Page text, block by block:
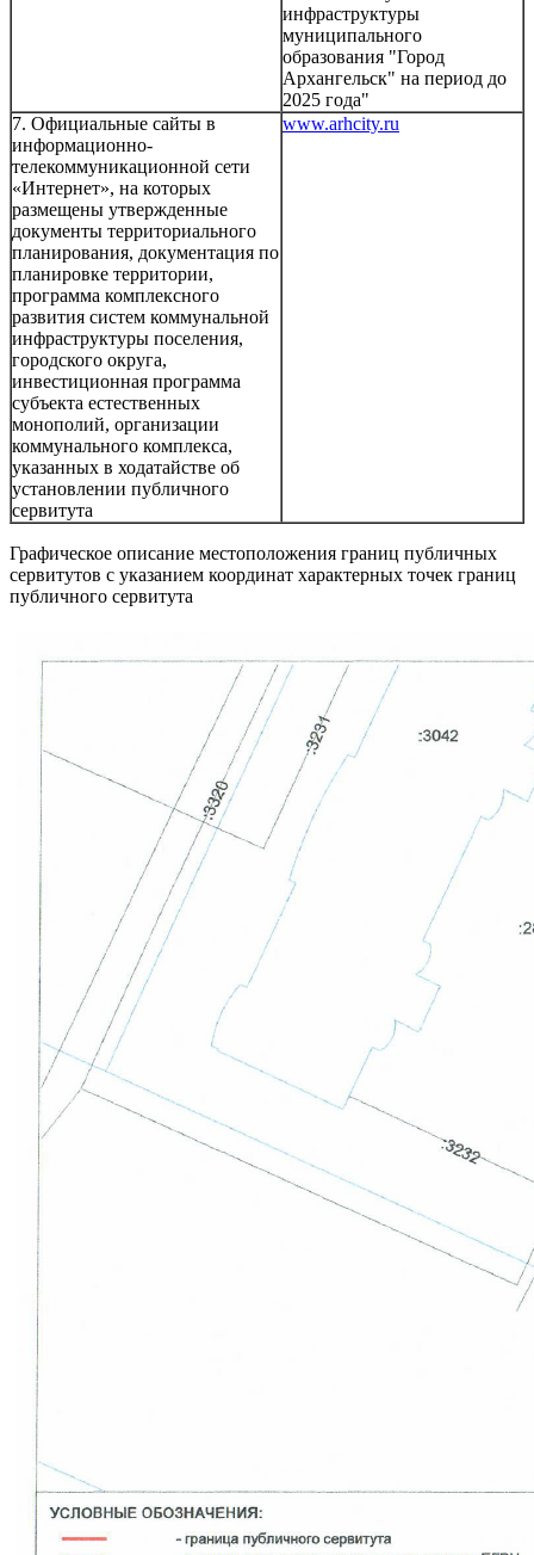
инфраструктуры
муниципального
образования "Город
Архангельск" на период до
2025 года"
7. Официальные сайты в
информационно-
телекоммуникационной сети
«Интернет», на которых
размещены утвержденные
документы территориального
планирования, документация по
планировке территории,
программа комплексного
развития систем коммунальной
инфраструктуры поселения,
городского округа,
инвестиционная программа
субъекта естественных
монополий, организации
коммунального комплекса,
указанных в ходатайстве об
установлении публичного
сервитута
www.arhcity.ru
Графическое описание местоположения границ публичных
сервитутов с указанием координат характерных точек границ
публичного сервитута